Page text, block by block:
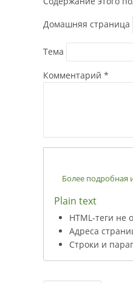
Домашняя страница
Тема
Комментарий *
Более подробная
Plain text
HTML-теги не
Адреса
Строки и